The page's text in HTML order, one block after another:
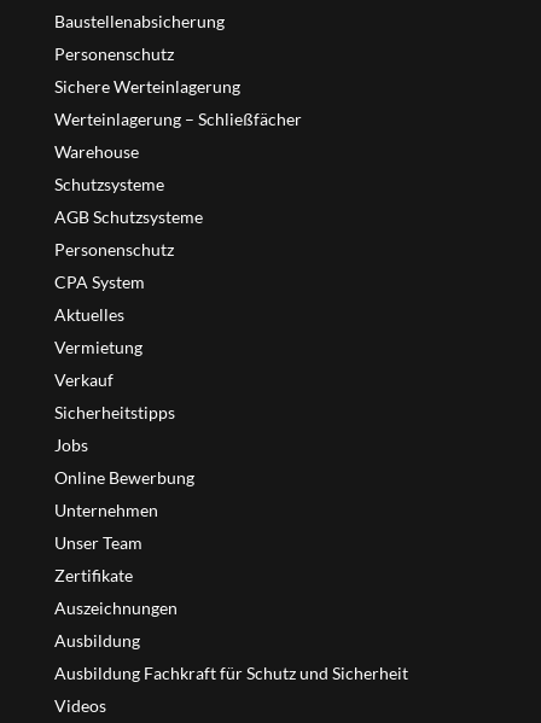
Baustellenabsicherung
Personenschutz
Sichere Werteinlagerung
Werteinlagerung – Schließfächer
Warehouse
Schutzsysteme
AGB Schutzsysteme
Personenschutz
CPA System
Aktuelles
Vermietung
Verkauf
Sicherheitstipps
Jobs
Online Bewerbung
Unternehmen
Unser Team
Zertifikate
Auszeichnungen
Ausbildung
Ausbildung Fachkraft für Schutz und Sicherheit
Videos